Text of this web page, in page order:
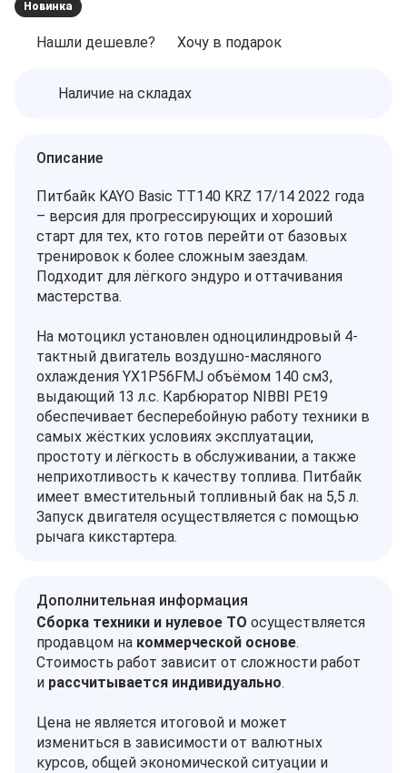
Новинка
Нашли дешевле? Хочу в подарок
Наличие на складах
Описание
Питбайк KAYO Basic TT140 KRZ 17/14 2022 года
– версия для прогрессирующих и хороший
старт для тех, кто готов перейти от базовых
тренировок к более сложным заездам.
Подходит для лёгкого эндуро и оттачивания
мастерства.
На мотоцикл установлен одноцилиндровый 4-
тактный двигатель воздушно-масляного
охлаждения YX1P56FMJ объёмом 140 см3,
выдающий 13 л.с. Карбюратор NIBBI PE19
обеспечивает бесперебойную работу техники в
самых жёстких условиях эксплуатации,
простоту и лёгкость в обслуживании, а также
неприхотливость к качеству топлива. Питбайк
имеет вместительный топливный бак на 5,5 л.
Запуск двигателя осуществляется с помощью
рычага кикстартера.
Дополнительная информация
Сборка техники и нулевое ТО осуществляется
продавцом на коммерческой основе.
Стоимость работ зависит от сложности работ
и рассчитывается индивидуально.
Цена не является итоговой и может
измениться в зависимости от валютных
курсов, общей экономической ситуации и